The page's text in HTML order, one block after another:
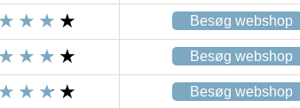
Besøg webshop
Besøg webshop
Besøg webshop